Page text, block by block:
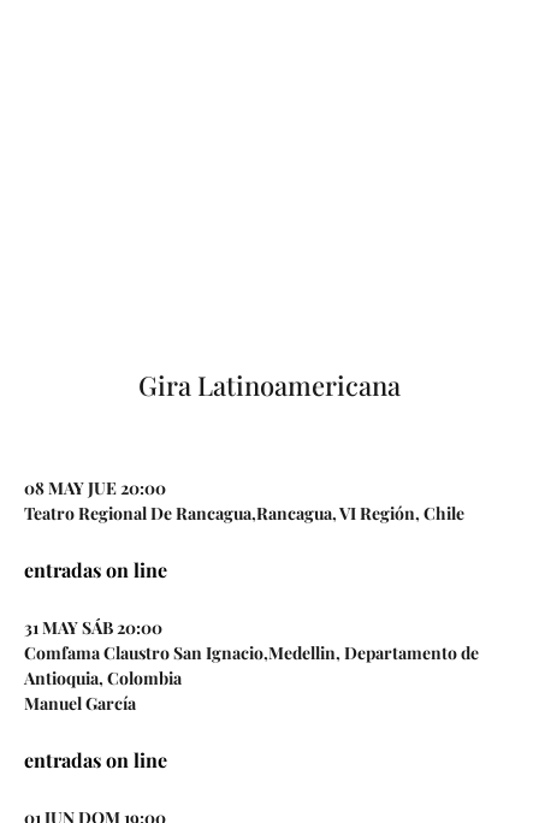
Gira Latinoamericana
08 MAY JUE 20:00
Teatro Regional De Rancagua,Rancagua, VI Región, Chile
entradas on line
31 MAY SÁB 20:00
Comfama Claustro San Ignacio,Medellin, Departamento de
Antioquia, Colombia
Manuel García
entradas on line
01 JUN DOM 19:00